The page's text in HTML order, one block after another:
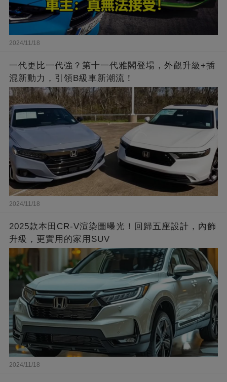
2024/11/18
一代更比一代強？第十一代雅閣登場，外觀升級+插
混新動力，引領B級車新潮流！
2024/11/18
2025款本田CR-V渲染圖曝光！回歸五座設計，內飾
升級，更實用的家用SUV
2024/11/18